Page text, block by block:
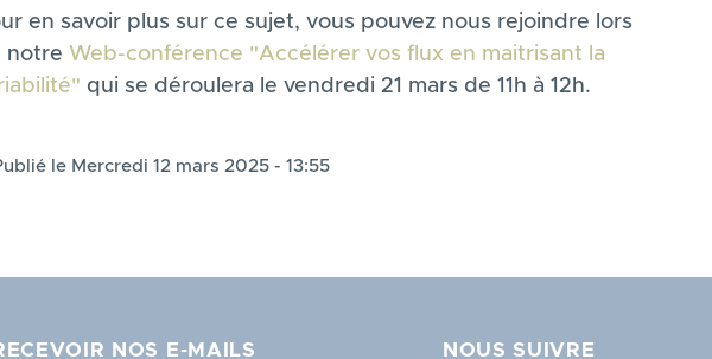
en savoir plus sur ce sujet, vous pouvez nous rejoindre lors
notre Web-conférence "Accélérer vos flux en maitrisant la
qui se déroulera le vendredi 21 mars de 11h à 12h.
le Mercredi 12 mars 2025 - 13:55
NOS E-MAILS NOUS SUIVRE